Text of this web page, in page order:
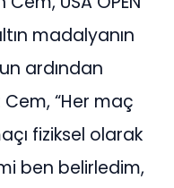
madalyanın
ardından
“Her maç
fiziksel olarak
ben belirledim,